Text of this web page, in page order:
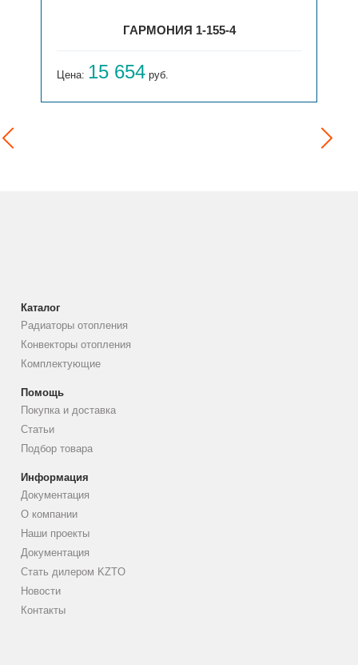
ГАРМОНИЯ 1-155-4
Цена: 15 654 руб.
Каталог
Радиаторы отопления
Конвекторы отопления
Комплектующие
Помощь
Покупка и доставка
Статьи
Подбор товара
Информация
Документация
О компании
Наши проекты
Документация
Стать дилером KZTO
Новости
Контакты